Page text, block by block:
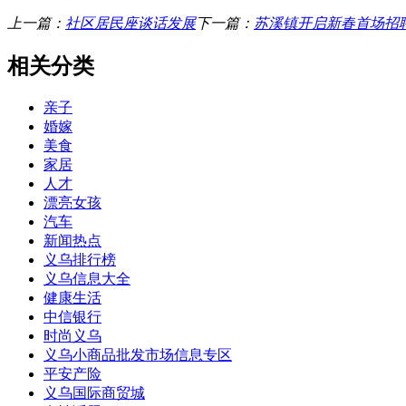
上一篇： 社区居民座谈话发展下一篇： 苏溪镇开启新春首场招
相关分类
亲子
婚嫁
美食
家居
人才
漂亮女孩
汽车
新闻热点
义乌排行榜
义乌信息大全
健康生活
中信银行
时尚义乌
义乌小商品批发市场信息专区
平安产险
义乌国际商贸城